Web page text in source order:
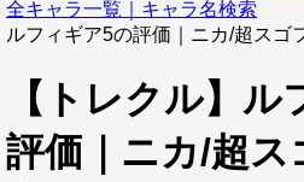
全キャラ一覧｜キャラ名検索
ルフィギア5の評価｜ニカ/超スゴ
【トレクル】
評価｜ニカ/超ス